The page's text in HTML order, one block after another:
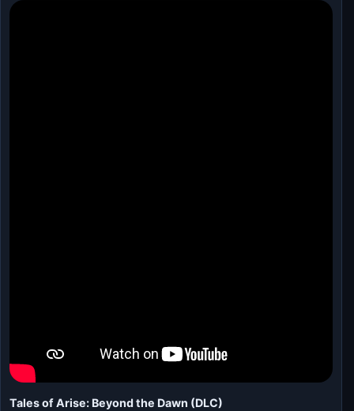
Tales of Arise: Beyond the Dawn (DLC)